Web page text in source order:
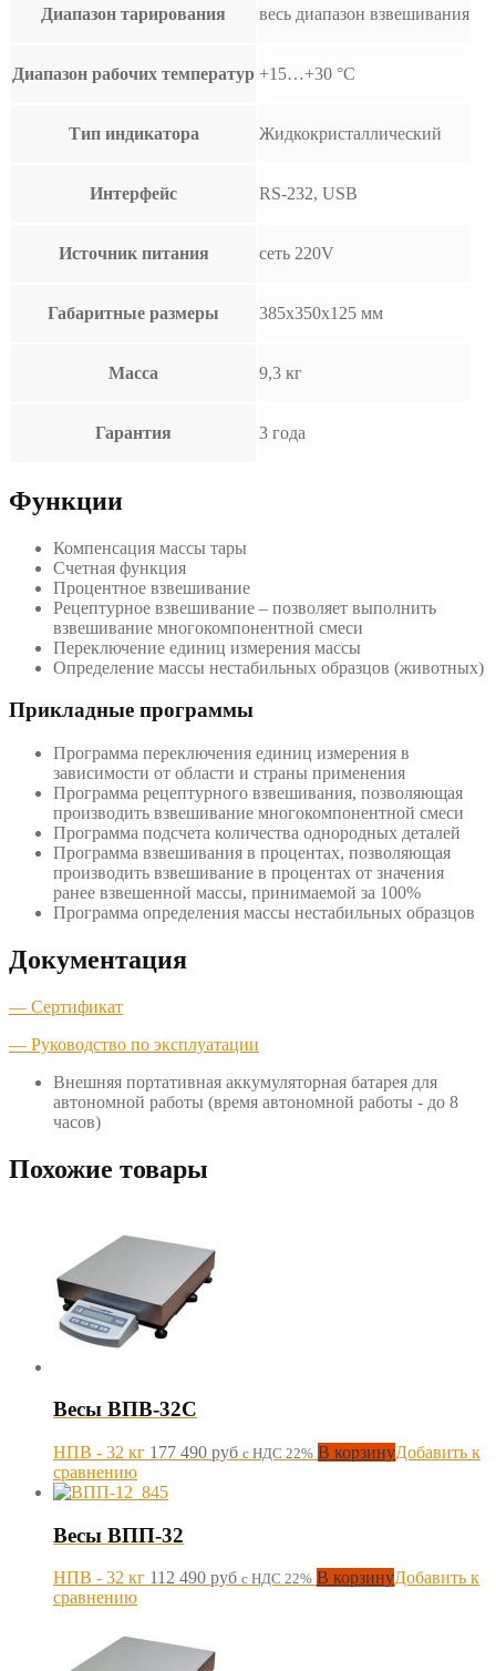
Диапазон тарирования весь диапазон взвешивания
Диапазон рабочих температур +15…+30 °С
Тип индикатора Жидкокристаллический
Интерфейс RS-232, USB
Источник питания сеть 220V
Габаритные размеры 385х350х125 мм
Масса 9,3 кг
Гарантия 3 года
Функции
Компенсация массы тары
Счетная функция
Процентное взвешивание
Рецептурное взвешивание – позволяет выполнить
взвешивание многокомпонентной смеси
Переключение единиц измерения массы
Определение массы нестабильных образцов (животных)
Прикладные программы
Программа переключения единиц измерения в
зависимости от области и страны применения
Программа рецептурного взвешивания, позволяющая
производить взвешивание многокомпонентной смеси
Программа подсчета количества однородных деталей
Программа взвешивания в процентах, позволяющая
производить взвешивание в процентах от значения
ранее взвешенной массы, принимаемой за 100%
Программа определения массы нестабильных образцов
Документация
— Сертификат
— Руководство по эксплуатации
Внешняя портативная аккумуляторная батарея для
автономной работы (время автономной работы - до 8
часов)
Похожие товары
Весы ВПВ-32С
НПВ - 32 кг 177 490 руб с НДС 22% В корзинуДобавить к
сравнению
Весы ВПП-32
НПВ - 32 кг 112 490 руб с НДС 22% В корзинуДобавить к
сравнению